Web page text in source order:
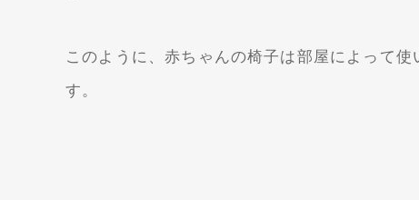
このように、赤ちゃんの椅子は部屋によって
す。